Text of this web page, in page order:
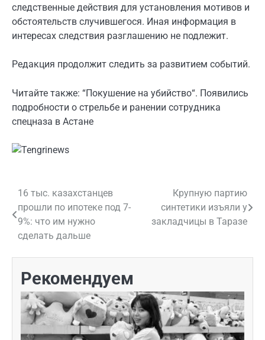
следственные действия для установления мотивов и
обстоятельств случившегося. Иная информация в
интересах следствия разглашению не подлежит.
Редакция продолжит следить за развитием событий.
Читайте также: “Покушение на убийство“. Появились
подробности о стрельбе и ранении сотрудника
спецназа в Астане
Навигация
по
записям
16 тыс. казахстанцев
прошли по ипотеке под 7-
9%: что им нужно
сделать дальше
Крупную партию
синтетики изъяли у
закладчицы в Таразе
Рекомендуем